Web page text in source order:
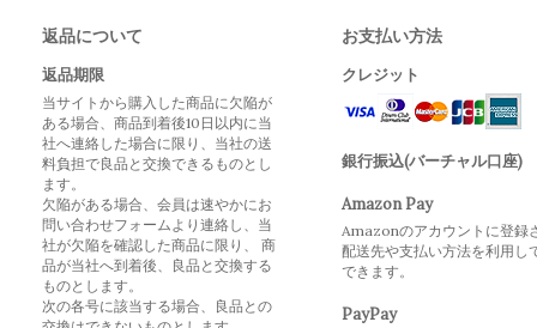
返品について
返品期限
当サイトから購入した商品に欠陥が
ある場合、商品到着後10日以内に当
社へ連絡した場合に限り、当社の送
料負担で良品と交換できるものとし
ます。
欠陥がある場合、会員は速やかにお
問い合わせフォームより連絡し、当
社が欠陥を確認した商品に限り、 商
品が当社へ到着後、良品と交換する
ものとします。
次の各号に該当する場合、良品との
お支払い方法
クレジット
銀行振込(バーチャル口座)
Amazon Pay
Amazonのアカウントに登録
配送先や支払い方法を利用し
できます。
PayPay